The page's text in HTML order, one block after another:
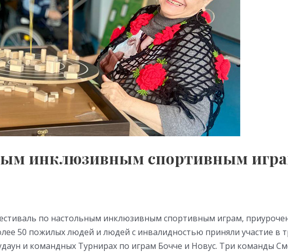
инклюзивным спортивным
по настольным инклюзивным спортивным играм,
50 пожилых людей и людей с инвалидностью приняли участие в
и командных Турнирах по играм Бочче и Новус. Три команды